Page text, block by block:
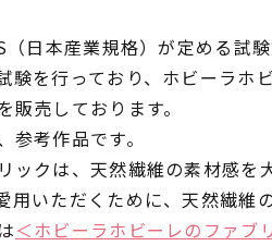
日本産業規格）が定める試
験を行っており、ホビーラホ
売しております。
参考作品です。
ックは、天然繊維の素材感を
用いただくために、天然繊維
＜ホビーラホビーレのファブ